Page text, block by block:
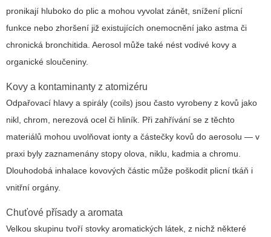
pronikají hluboko do plic a mohou vyvolat zánět, snížení plicní
funkce nebo zhoršení již existujících onemocnění jako astma či
chronická bronchitida. Aerosol může také nést vodivé kovy a
organické sloučeniny.
Kovy a kontaminanty z atomizéru
Odpařovací hlavy a spirály (coils) jsou často vyrobeny z kovů jako
nikl, chrom, nerezová ocel či hliník. Při zahřívání se z těchto
materiálů mohou uvolňovat ionty a částečky kovů do aerosolu — v
praxi byly zaznamenány stopy olova, niklu, kadmia a chromu.
Dlouhodobá inhalace kovových částic může poškodit plicní tkáň i
vnitřní orgány.
Chuťové přísady a aromata
Velkou skupinu tvoří stovky aromatických látek, z nichž některé